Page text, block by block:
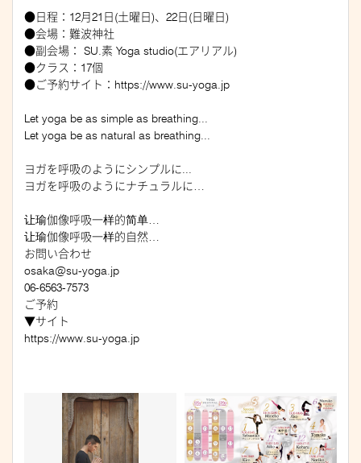
●日程：12月21日(土曜日)、22日(日曜日)
●会場：難波神社
●副会場： SU.素 Yoga studio(エアリアル)
●クラス：17個
●ご予約サイト：https://www.su-yoga.jp
Let yoga be as simple as breathing...
Let yoga be as natural as breathing...
ヨガを呼吸のようにシンプルに...
ヨガを呼吸のようにナチュラルに…
让瑜伽像呼吸一样的简单…
让瑜伽像呼吸一样的自然…
お問い合わせ
osaka@su-yoga.jp
06-6563-7573
ご予約
▼サイト
https://www.su-yoga.jp